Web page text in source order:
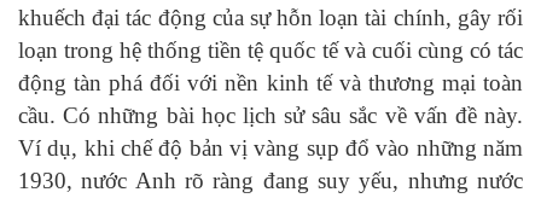
khuếch đại tác động của sự hỗn loạn tài chính, gây rối
loạn trong hệ thống tiền tệ quốc tế và cuối cùng có tác
động tàn phá đối với nền kinh tế và thương mại toàn
cầu. Có những bài học lịch sử sâu sắc về vấn đề này.
Ví dụ, khi chế độ bản vị vàng sụp đổ vào những năm
1930, nước Anh rõ ràng đang suy yếu, nhưng nước